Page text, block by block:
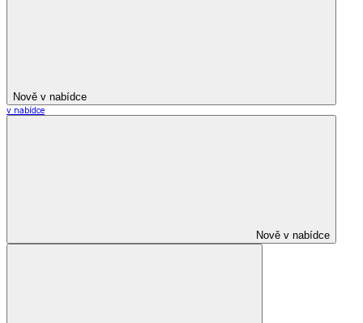
Nově v nabídce
v nabídce
Nově v nabídce